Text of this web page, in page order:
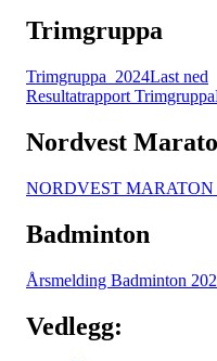
Trimgruppa
Trimgruppa_2024Last ned
Resultatrapport Trimgruppa
Nordvest
NORDVEST
Badminton
Årsmelding Badminton
Vedlegg: